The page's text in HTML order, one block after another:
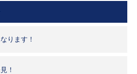
ります！
！